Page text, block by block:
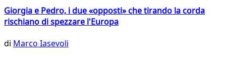
Giorgia e Pedro, i due «opposti» che tirando la corda
rischiano di spezzare l'Europa
di Marco Iasevoli